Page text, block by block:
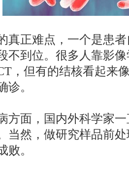
正难点，一个是患者
不到位。很多人靠影
，但有的结核看起来
诊。
面，国内外科学家一
当然，做研究样品前
败。